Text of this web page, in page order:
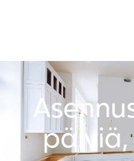
päiviä,